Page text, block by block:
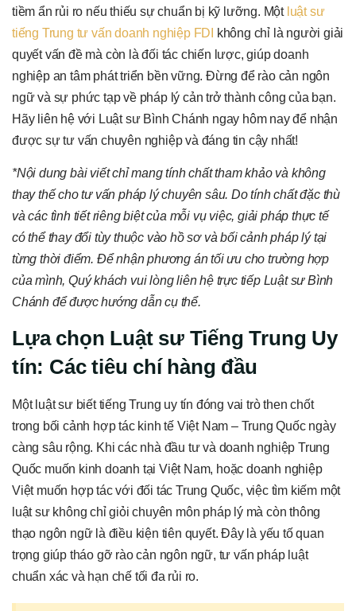
tiềm ẩn rủi ro nếu thiếu sự chuẩn bị kỹ lưỡng. Một luật sư
tiếng Trung tư vấn doanh nghiệp FDI
không chỉ là người giải
quyết vấn đề mà còn là đối tác chiến lược, giúp doanh
nghiệp an tâm phát triển bền vững. Đừng để rào cản ngôn
ngữ và sự phức tạp về pháp lý cản trở thành công của bạn.
Hãy liên hệ với Luật sư Bình Chánh ngay hôm nay để nhận
được sự tư vấn chuyên nghiệp và đáng tin cậy nhất!
*Nội dung bài viết chỉ mang tính chất tham khảo và không
thay thế cho tư vấn pháp lý chuyên sâu. Do tính chất đặc thù
và các tình tiết riêng biệt của mỗi vụ việc, giải pháp thực tế
có thể thay đổi tùy thuộc vào hồ sơ và bối cảnh pháp lý tại
từng thời điểm. Để nhận phương án tối ưu cho trường hợp
của mình, Quý khách vui lòng liên hệ trực tiếp Luật sư Bình
Chánh để được hướng dẫn cụ thể.
Lựa chọn Luật sư Tiếng Trung Uy
tín: Các tiêu chí hàng đầu
Một luật sư biết tiếng Trung uy tín đóng vai trò then chốt
trong bối cảnh hợp tác kinh tế Việt Nam – Trung Quốc ngày
càng sâu rộng. Khi các nhà đầu tư và doanh nghiệp Trung
Quốc muốn kinh doanh tại Việt Nam, hoặc doanh nghiệp
Việt muốn hợp tác với đối tác Trung Quốc, việc tìm kiếm một
luật sư không chỉ giỏi chuyên môn pháp lý mà còn thông
thạo ngôn ngữ là điều kiện tiên quyết. Đây là yếu tố quan
trọng giúp tháo gỡ rào cản ngôn ngữ, tư vấn pháp luật
chuẩn xác và hạn chế tối đa rủi ro.